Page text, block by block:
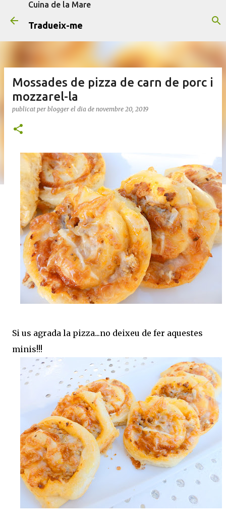
Cuina de la Mare
Tradueix-me
Mossades de pizza de carn de porc i
mozzarel-la
publicat per blogger el dia de novembre 20, 2019
Si us agrada la pizza...no deixeu de fer aquestes
minis!!!